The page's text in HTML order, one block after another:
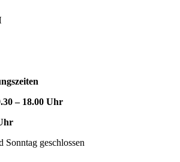
– 18.00 Uhr
geschlossen